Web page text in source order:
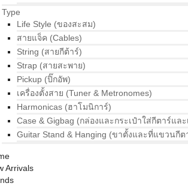
Type
Life Style (ของสะสม)
สายแจ็ค (Cables)
String (สายกีต้าร์)
Strap (สายสะพาย)
Pickup (ปิ๊กอัพ)
เครื่องตั้งสาย (Tuner & Metronomes)
Harmonicas (ฮาโมนิการ์)
Case & Gigbag (กล่องและกระเป๋าใส่กีตาร์และ
Guitar Stand & Hanging (ขาตั้งและที่แขวนกีต
Arrivals